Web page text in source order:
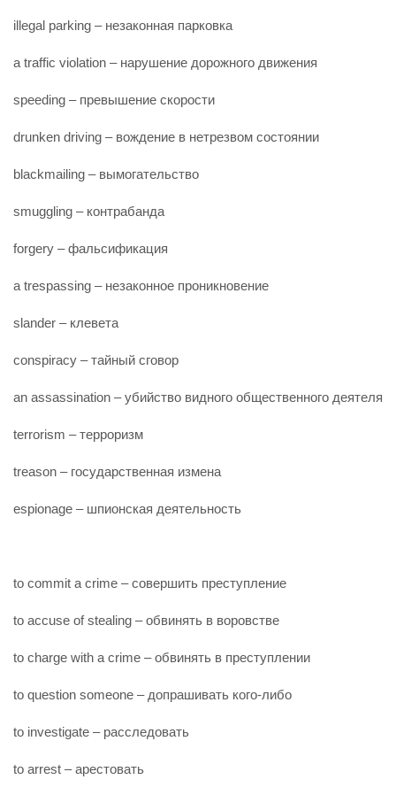
illegal parking – незаконная парковка
a traffic violation – нарушение дорожного движения
speeding – превышение скорости
drunken driving – вождение в нетрезвом состоянии
blackmailing – вымогательство
smuggling – контрабанда
forgery – фальсификация
a trespassing – незаконное проникновение
slander – клевета
conspiracy – тайный сговор
an assassination – убийство видного общественного деятеля
terrorism – терроризм
treason – государственная измена
espionage – шпионская деятельность
to commit a crime – совершить преступление
to accuse of stealing – обвинять в воровстве
to charge with a crime – обвинять в преступлении
to question someone – допрашивать кого-либо
to investigate – расследовать
to arrest – арестовать